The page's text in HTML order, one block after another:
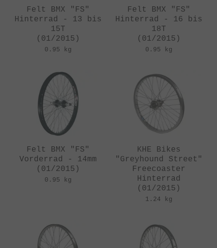
Felt BMX "FS"
Hinterrad - 13 bis
15T
(01/2015)
0.95 kg
Felt BMX "FS"
Hinterrad - 16 bis
18T
(01/2015)
0.95 kg
Felt BMX "FS"
Vorderrad - 14mm
(01/2015)
0.95 kg
KHE Bikes
"Greyhound Street"
Freecoaster
Hinterrad
(01/2015)
1.24 kg